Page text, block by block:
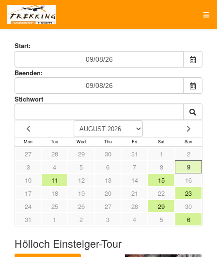
Start:
Beenden:
Stichwort
Mon Tue Wed Thu Fri Sat Sun
27 28 29 30 31 1
2
3
4 5 6 7 8
9
10
11 12 13 14 15
16
17
18 19 20 21 22
23
24
25 26 27 28 29
30
31
1 2 3 4 5 6
Hölloch Einsteiger-Tour